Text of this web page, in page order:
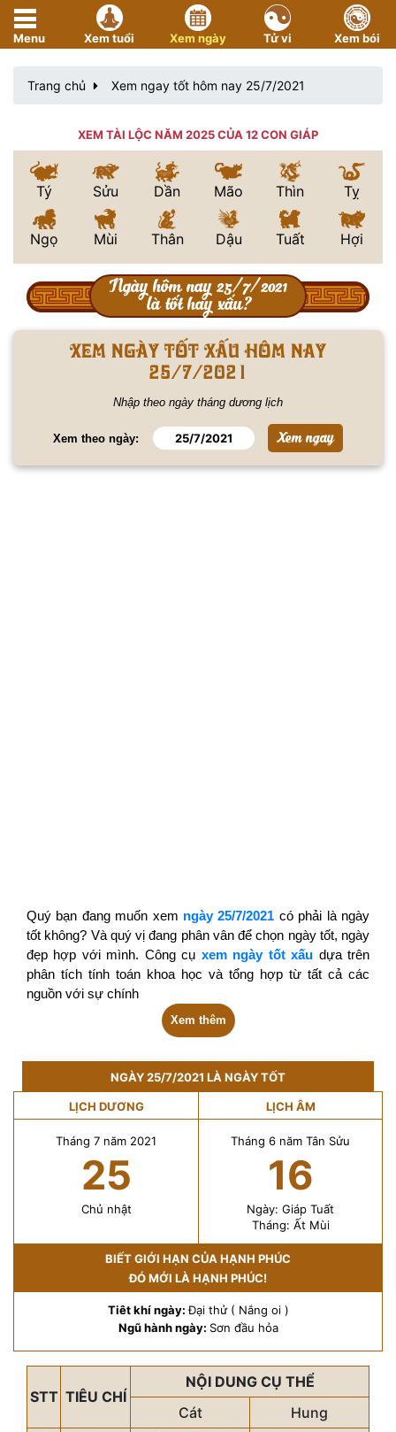
Menu Xem tuổi Xem ngày Tử vi Xem bói
Trang chủ Xem ngay tốt hôm nay 25/7/2021
XEM TÀI LỘC NĂM 2025 CỦA 12 CON GIÁP
Tý Sửu Dần Mão Thìn Tỵ
Ngọ Mùi Thân Dậu Tuất Hợi
Ngày hôm nay 25/7/2021
là tốt hay xấu?
Xem ngày tốt xấu hôm nay
25/7/2021
Nhập theo ngày tháng dương lịch
Xem theo ngày:
Quý bạn đang muốn xem ngày 25/7/2021 có phải là ngày
tốt không? Và quý vị đang phân vân để chọn ngày tốt, ngày
đẹp hợp với mình. Công cụ xem ngày tốt xấu dựa trên
phân tích tính toán khoa học và tổng hợp từ tất cả các
nguồn với sự chính
Xem thêm
NGÀY 25/7/2021 LÀ NGÀY TỐT
LỊCH DƯƠNG LỊCH ÂM
Tháng 7 năm 2021
25
Chủ nhật
Tháng 6 năm Tân Sửu
16
Ngày: Giáp Tuất
Tháng: Ất Mùi
BIẾT GIỚI HẠN CỦA HẠNH PHÚC
ĐÓ MỚI LÀ HẠNH PHÚC!
Tiêt khí ngày:Đại thử ( Nắng oi )
Ngũ hành ngày: Sơn đầu hỏa
STT TIÊU CHÍ
NỘI DUNG CỤ THỂ
Cát
Hung